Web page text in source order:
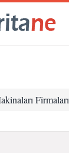
Firmaları